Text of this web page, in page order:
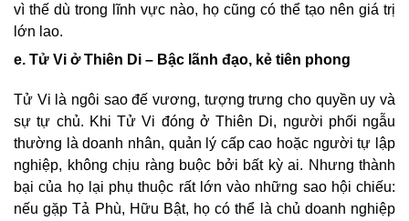
vì thế dù trong lĩnh vực nào, họ cũng có thể tạo nên giá trị
lớn lao.
e. Tử Vi ở Thiên Di – Bậc lãnh đạo, kẻ tiên phong
Tử Vi là ngôi sao đế vương, tượng trưng cho quyền uy và
sự tự chủ. Khi Tử Vi đóng ở Thiên Di, người phối ngẫu
thường là doanh nhân, quản lý cấp cao hoặc người tự lập
nghiệp, không chịu ràng buộc bởi bất kỳ ai. Nhưng thành
bại của họ lại phụ thuộc rất lớn vào những sao hội chiếu:
nếu gặp Tả Phù, Hữu Bật, họ có thể là chủ doanh nghiệp